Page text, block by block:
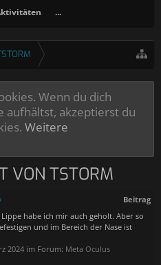
...
Wenn du dich
aufhältst, akzeptierst du
Weitere
VON TSTORM
Beitrag
habe ich mir auch geholt. Aber so
und im Bereich der Nase ist
2024 im Forum: Meta Oculus